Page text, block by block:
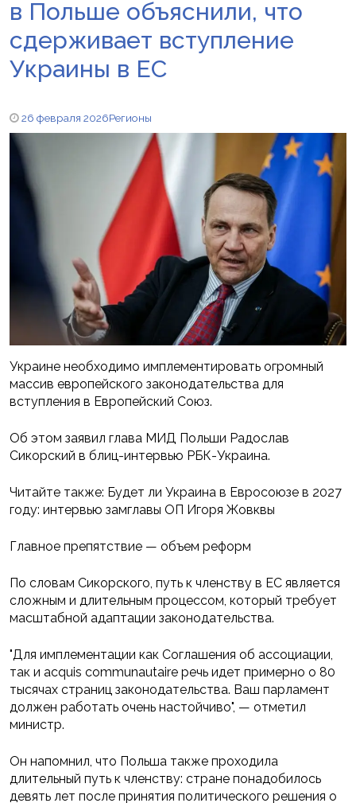
в Польше объяснили, что
сдерживает вступление
Украины в ЕС
26 февраля 2026Регионы
Украине необходимо имплементировать огромный
массив европейского законодательства для
вступления в Европейский Союз.
Об этом заявил глава МИД Польши Радослав
Сикорский в блиц-интервью РБК-Украина.
Читайте также: Будет ли Украина в Евросоюзе в 2027
году: интервью замглавы ОП Игоря Жовквы
Главное препятствие — объем реформ
По словам Сикорского, путь к членству в ЕС является
сложным и длительным процессом, который требует
масштабной адаптации законодательства.
"Для имплементации как Соглашения об ассоциации,
так и acquis communautaire речь идет примерно о 80
тысячах страниц законодательства. Ваш парламент
должен работать очень настойчиво", — отметил
министр.
Он напомнил, что Польша также проходила
длительный путь к членству: стране понадобилось
девять лет после принятия политического решения о